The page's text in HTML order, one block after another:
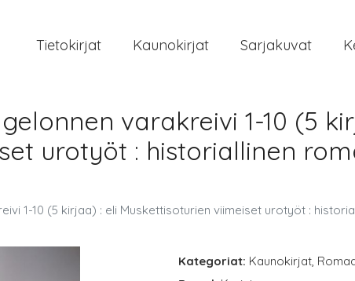
Tietokirjat Kaunokirjat Sarjakuvat
varakreivi 1-10 (5
urotyöt : historiallinen
1-10 (5 kirjaa) : eli Muskettisoturien viimeiset urotyöt :
Kategoriat: Kaunokirjat,